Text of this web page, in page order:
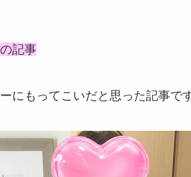
記事
にもってこいだと思った記事です